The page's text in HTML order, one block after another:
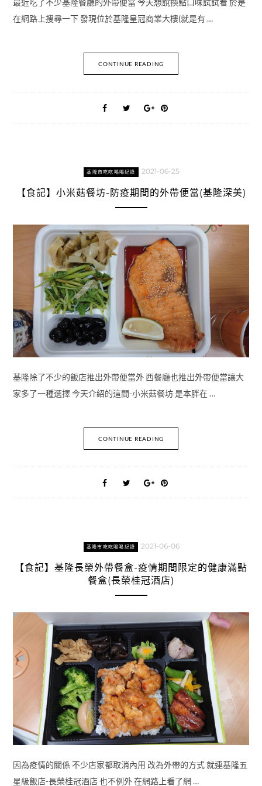
最近吃了不少基隆餐廳的外帶便當 今天想說換點口味試試看 於是
在網路上搜尋一下 發現位於基隆皇冠商業大樓(就是有 …
CONTINUE READING
基隆市吃吃喝喝紀錄 2021-06-25
【食記】小米菇餐坊-防疫期間的外帶便當(基隆深美)
基隆除了不少的飯店推出外帶便當外 西餐廳也推出外帶便當讓大
家多了一種選擇 今天介紹的這間-小米菇餐坊 是本胖在 …
CONTINUE READING
基隆市吃吃喝喝紀錄 2021-06-06
【食記】基隆長榮外帶餐盒-疫情期間限定的健康滿點
餐盒(長榮桂冠酒店)
因為疫情的關係 不少店家都取消內用 改為外帶的方式 就連基隆五
星級飯店-長榮桂冠酒店 也不例外 在網路上看了網 …